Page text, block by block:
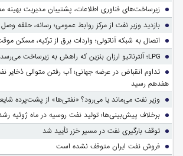
زیرساخت‌های فناوری اطلاعات، پشتیبان مدیریت بهینه
بازدید وزیر نفت از مرکز روابط عمومی؛ رسانه، حلقه
اتصال به شبکه آناتولی؛ واردات برق از ترکیه، مسکن
LPG؛ آلترناتیو ارزان بنزین که راهش به زیرساخت می‌رسد
تداوم انقباض در عرضه جهانی؛ آب رفتن متوالی ذخایر
هفدهم رسید
وزیر نفت می‌ماند یا می‌رود؟ «نفتی‌ها» از پشت‌پرده
برخلاف پیش‌بینی‌ها؛ تولید نفت روسیه در ماه ژوئیه
توقف بارگیری نفت در مسیر خزر تأیید شد
فروش نفت ایران متوقف نشده است